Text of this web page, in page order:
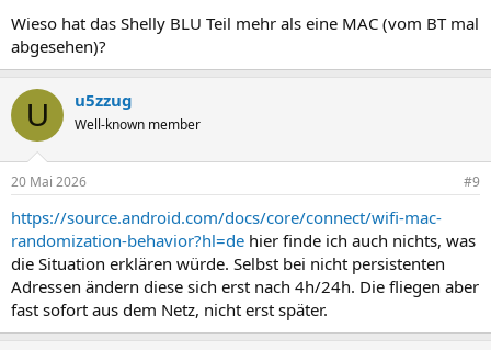
Wieso hat das Shelly BLU Teil mehr als eine MAC (vom BT mal
abgesehen)?
U u5zzug
Well-known member
20 Mai 2026 #9
https://source.android.com/docs/core/connect/wifi-mac-
randomization-behavior?hl=de hier finde ich auch nichts, was
die Situation erklären würde. Selbst bei nicht persistenten
Adressen ändern diese sich erst nach 4h/24h. Die fliegen aber
fast sofort aus dem Netz, nicht erst später.